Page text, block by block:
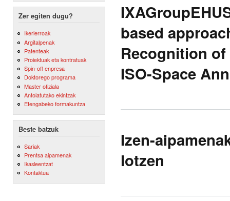
Zer egiten dugu?
Ikerlerroak
Argitalpenak
Patenteak
Proiektuak eta kontratuak
Spin-off enpresa
Doktorego programa
Master ofiziala
Antolatutako ekintzak
Etengabeko formakuntza
Beste batzuk
Sariak
Prentsa aipamenak
Ikasleentzat
Kontaktua
based
Recognition
ISO-Space
Izen-
lotzen